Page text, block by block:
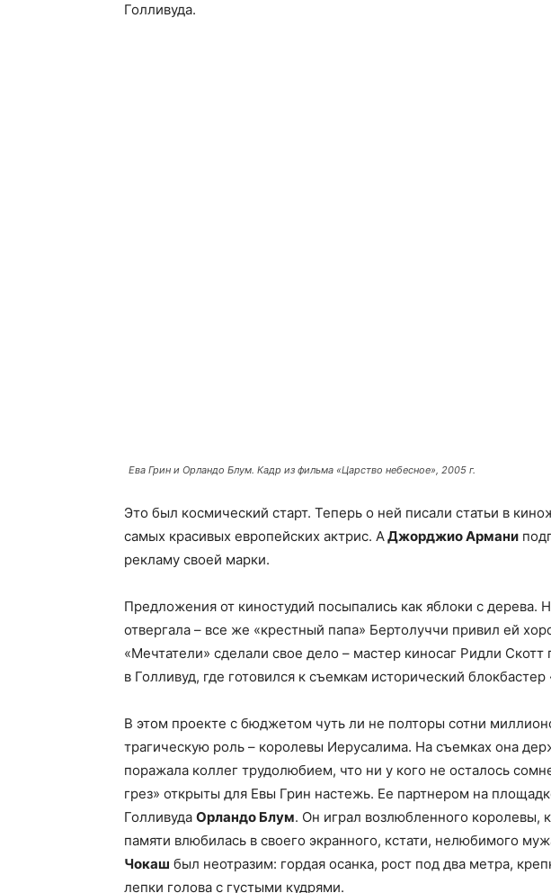
Голливуда.
Ева Грин и Орландо Блум. Кадр из фильма «Царство небесное», 2005 г.
Это был космический старт. Теперь о ней писали статьи в
самых красивых европейских актрис. АДжорджио Армани
рекламу своей марки.
Предложения от киностудий посыпались как яблоки с дерева.
отвергала – все же «крестный папа» Бертолуччи привил ей
«Мечтатели» сделали свое дело – мастер киносаг Ридли Скотт
в Голливуд, где готовился к съемкам исторический
В этом проекте с бюджетом чуть ли не полторы сотни
трагическую роль – королевы Иерусалима. На съемках она
поражала коллег трудолюбием, что ни у кого не осталось
грез» открыты для Евы Грин настежь. Ее партнером на
Голливуда Орландо Блум. Он играл возлюбленного королевы,
памяти влюбилась в своего экранного, кстати, нелюбимого
Чокаш был неотразим: гордая осанка, рост под два метра,
лепки голова с густыми кудрями.